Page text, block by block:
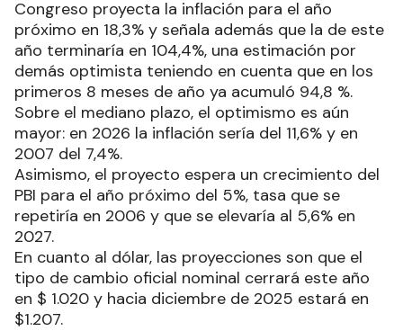
Congreso proyecta la inflación para el año
próximo en 18,3% y señala además que la de este
año terminaría en 104,4%, una estimación por
demás optimista teniendo en cuenta que en los
primeros 8 meses de año ya acumuló 94,8 %.
Sobre el mediano plazo, el optimismo es aún
mayor: en 2026 la inflación sería del 11,6% y en
2007 del 7,4%.
Asimismo, el proyecto espera un crecimiento del
PBI para el año próximo del 5%, tasa que se
repetiría en 2006 y que se elevaría al 5,6% en
2027.
En cuanto al dólar, las proyecciones son que el
tipo de cambio oficial nominal cerrará este año
en $ 1.020 y hacia diciembre de 2025 estará en
$1.207.